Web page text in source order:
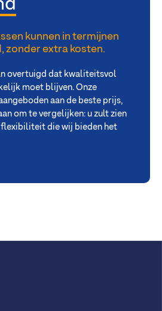
kunnen in termijnen
zonder extra kosten.
overtuigd dat kwaliteitsvol
moet blijven. Onze
aan de beste prijs,
om te vergelijken: u zult zien
die wij bieden het